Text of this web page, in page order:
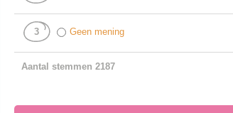
3 Geen mening
Aantal stemmen 2187